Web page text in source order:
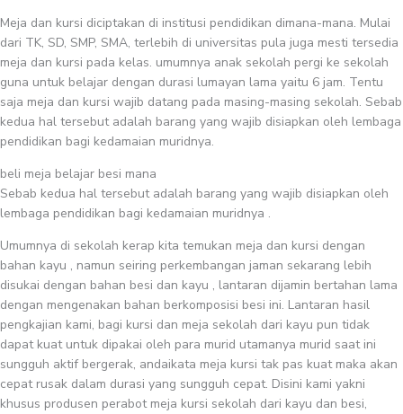
Meja dan kursi diciptakan di institusi pendidikan dimana-mana. Mulai
dari TK, SD, SMP, SMA, terlebih di universitas pula juga mesti tersedia
meja dan kursi pada kelas. umumnya anak sekolah pergi ke sekolah
guna untuk belajar dengan durasi lumayan lama yaitu 6 jam. Tentu
saja meja dan kursi wajib datang pada masing-masing sekolah. Sebab
kedua hal tersebut adalah barang yang wajib disiapkan oleh lembaga
pendidikan bagi kedamaian muridnya.
beli meja belajar besi mana
Sebab kedua hal tersebut adalah barang yang wajib disiapkan oleh
lembaga pendidikan bagi kedamaian muridnya .
Umumnya di sekolah kerap kita temukan meja dan kursi dengan
bahan kayu , namun seiring perkembangan jaman sekarang lebih
disukai dengan bahan besi dan kayu , lantaran dijamin bertahan lama
dengan mengenakan bahan berkomposisi besi ini. Lantaran hasil
pengkajian kami, bagi kursi dan meja sekolah dari kayu pun tidak
dapat kuat untuk dipakai oleh para murid utamanya murid saat ini
sungguh aktif bergerak, andaikata meja kursi tak pas kuat maka akan
cepat rusak dalam durasi yang sungguh cepat. Disini kami yakni
khusus produsen perabot meja kursi sekolah dari kayu dan besi,